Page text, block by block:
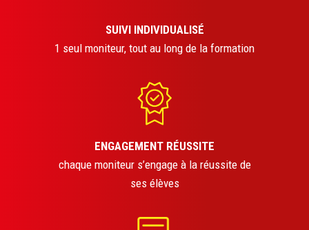
SUIVI INDIVIDUALISÉ
1 seul moniteur, tout au long de la formation
ENGAGEMENT RÉUSSITE
chaque moniteur s’engage à la réussite de
ses élèves